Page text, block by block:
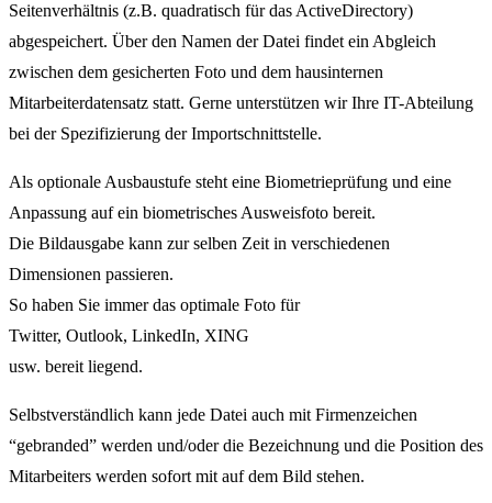
Seitenverhältnis (z.B. quadratisch für das ActiveDirectory)
abgespeichert. Über den Namen der Datei findet ein Abgleich
zwischen dem gesicherten Foto und dem hausinternen
Mitarbeiterdatensatz statt. Gerne unterstützen wir Ihre IT-Abteilung
bei der Spezifizierung der Importschnittstelle.
Als optionale Ausbaustufe steht eine Biometrieprüfung und eine
Anpassung auf ein biometrisches Ausweisfoto bereit.
Die Bildausgabe kann zur selben Zeit in verschiedenen
Dimensionen passieren.
So haben Sie immer das optimale Foto für
Twitter, Outlook, LinkedIn, XING
usw. bereit liegend.
Selbstverständlich kann jede Datei auch mit Firmenzeichen
“gebranded” werden und/oder die Bezeichnung und die Position des
Mitarbeiters werden sofort mit auf dem Bild stehen.